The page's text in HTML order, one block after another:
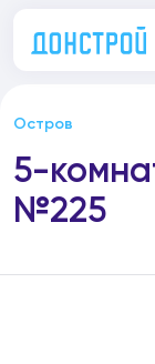
Остров
5-
№225